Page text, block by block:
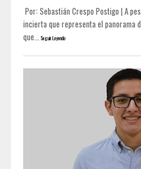
Por: Sebastián Crespo Postigo | A
incierta que representa el panorama
que... Seguir Leyendo